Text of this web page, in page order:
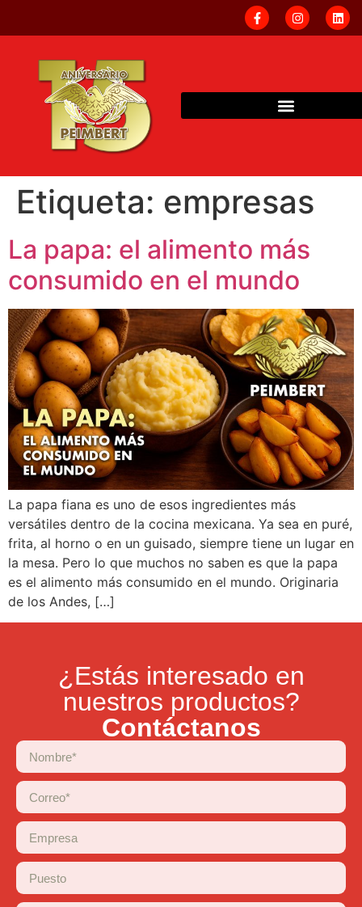
Etiqueta: empresas
La papa: el alimento más
consumido en el mundo
La papa fiana es uno de esos ingredientes más
versátiles dentro de la cocina mexicana. Ya sea en puré,
frita, al horno o en un guisado, siempre tiene un lugar en
la mesa. Pero lo que muchos no saben es que la papa
es el alimento más consumido en el mundo. Originaria
de los Andes, […]
¿Estás interesado en
nuestros productos?
Contáctanos